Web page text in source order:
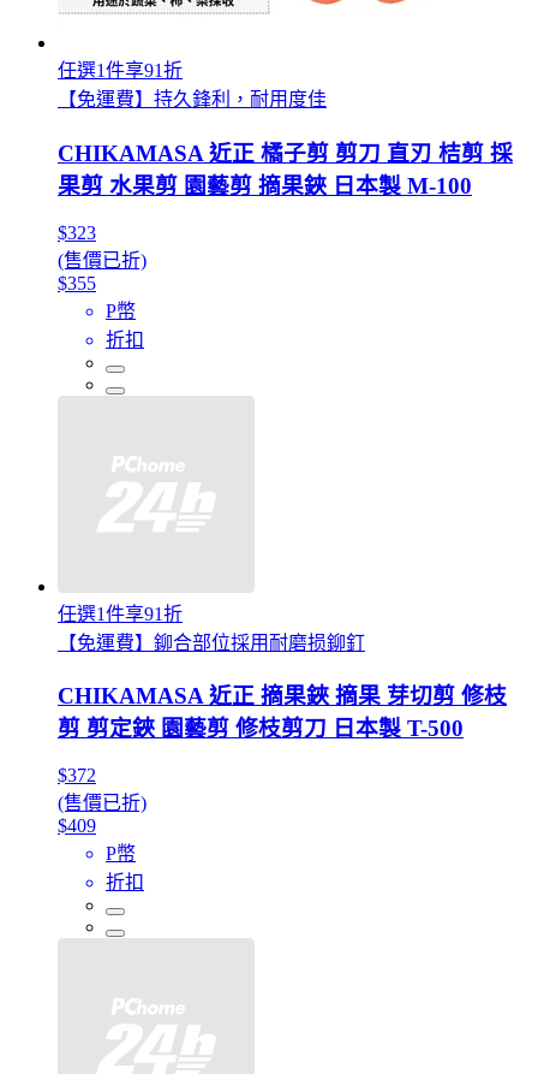
任選1件享91折
【免運費】持久鋒利，耐用度佳
CHIKAMASA 近正 橘子剪 剪刀 直刃 桔剪 採
果剪 水果剪 園藝剪 摘果鋏 日本製 M-100
$323
(售價已折)
$355
P幣
折扣
任選1件享91折
【免運費】鉚合部位採用耐磨损鉚釘
CHIKAMASA 近正 摘果鋏 摘果 芽切剪 修枝
剪 剪定鋏 園藝剪 修枝剪刀 日本製 T-500
$372
(售價已折)
$409
P幣
折扣